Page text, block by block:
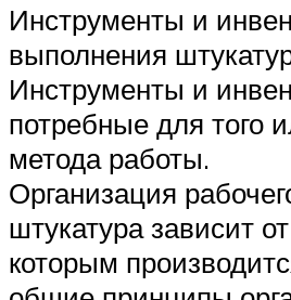
Инструменты и
выполнения
Инструменты и
потребные для того
метода работы.
Организация
штукатура зависит
которым